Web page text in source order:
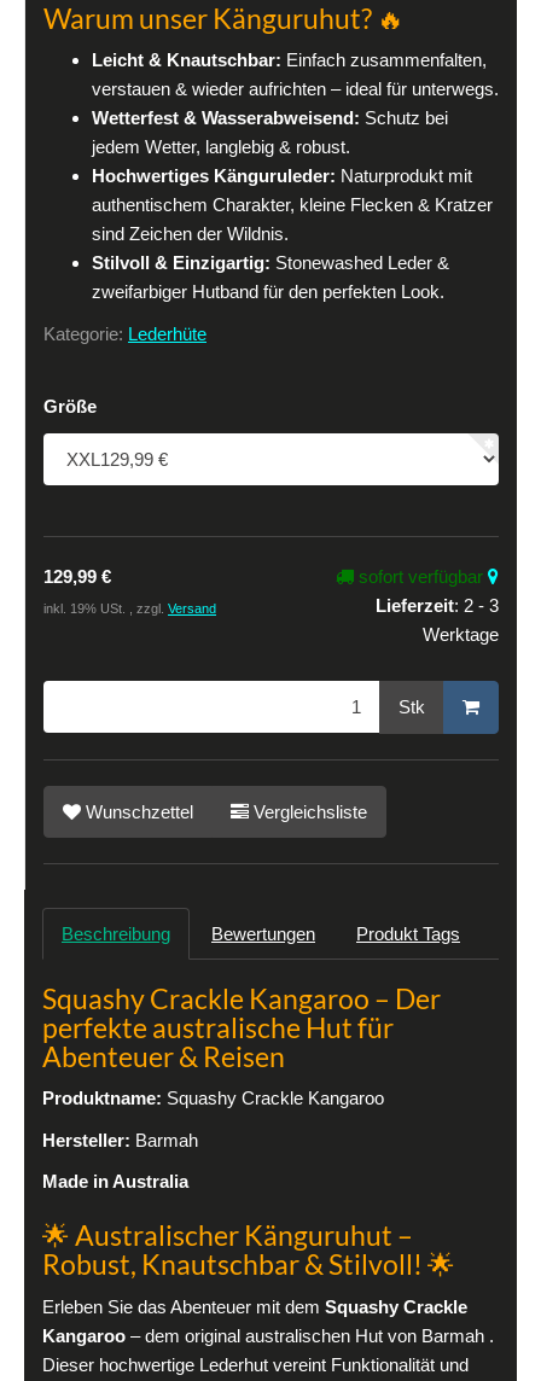
Warum unser Känguruhut? 🔥
Leicht & Knautschbar: Einfach zusammenfalten,
verstauen & wieder aufrichten – ideal für unterwegs.
Wetterfest & Wasserabweisend: Schutz bei
jedem Wetter, langlebig & robust.
Hochwertiges Känguruleder: Naturprodukt mit
authentischem Charakter, kleine Flecken & Kratzer
sind Zeichen der Wildnis.
Stilvoll & Einzigartig: Stonewashed Leder &
zweifarbiger Hutband für den perfekten Look.
Kategorie: Lederhüte
Größe
129,99 €
inkl. 19% USt. , zzgl. Versand
sofort verfügbar
Lieferzeit: 2 - 3
Werktage
Stk
Wunschzettel Vergleichsliste
Beschreibung Bewertungen Produkt Tags
Squashy Crackle Kangaroo – Der
perfekte australische Hut für
Abenteuer & Reisen
Produktname: Squashy Crackle Kangaroo
Hersteller: Barmah
Made in Australia
🌟 Australischer Känguruhut –
Robust, Knautschbar & Stilvoll! 🌟
Erleben Sie das Abenteuer mit dem Squashy Crackle
Kangaroo – dem original australischen Hut von Barmah .
Dieser hochwertige Lederhut vereint Funktionalität und